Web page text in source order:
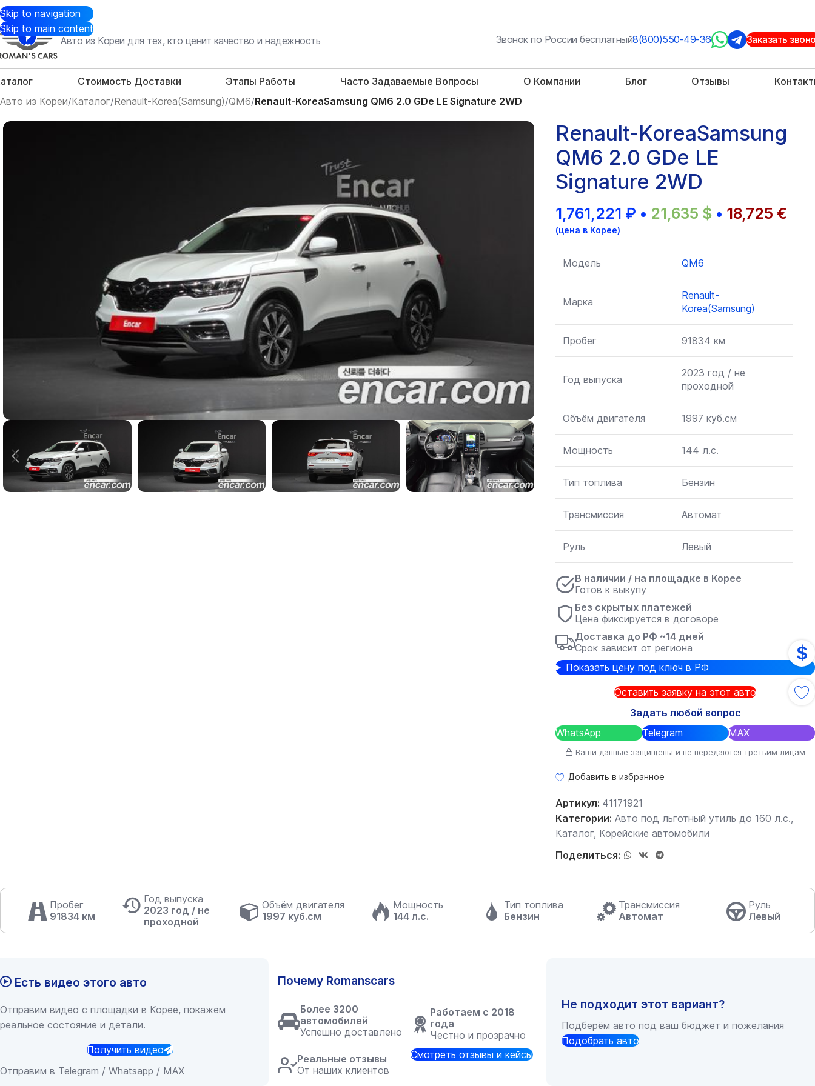
Skip to navigation
Skip to main content
Авто из Кореи для тех, кто ценит качество и надежность
Звонок по России бесплатный8(800)550-49-36 Заказать
Стоимость Доставки Этапы Работы Часто Задаваемые Вопросы О Компании Блог Отзывы
Авто из Кореи/Каталог/Renault-Korea(Samsung)/QM6/Renault-KoreaSamsung QM6 2.0 GDe LE Signature 2WD
Renault-KoreaSamsung
QM6 2.0 GDe LE
Signature 2WD
1,761,221 ₽ • 21,635 $ • 18,725 €
(цена в Корее)
Модель QM6
Марка
Renault-
Korea(Samsung)
Пробег 91834 км
Год выпуска
2023 год / не
проходной
Объём двигателя 1997 куб.см
Мощность 144 л.с.
Тип топлива Бензин
Трансмиссия Автомат
Руль Левый
В наличии / на площадке в Корее
Готов к выкупу
Без скрытых платежей
Цена фиксируется в договоре
Доставка до РФ ~14 дней
Срок зависит от региона
Показать цену под ключ в РФ
Оставить заявку на этот авто
Задать любой вопрос
WhatsApp
Telegram MAX
Ваши данные защищены и не передаются третьим лицам
Добавить в избранное
Артикул: 41171921
Категории: Авто под льготный утиль до 160 л.с.,
Каталог, Корейские автомобили
Поделиться:
Пробег
91834 км
Год выпуска
2023 год / не
проходной
Объём двигателя
1997 куб.см
Мощность
144 л.с.
Тип топлива
Бензин
Трансмиссия
Автомат
Руль
Левый
Есть видео этого авто
Отправим видео с площадки в Корее, покажем
реальное состояние и детали.
Получить видео
Отправим в Telegram / Whatsapp / MAX
Почему Romanscars
Более 3200
автомобилей
Успешно доставлено
Работаем с 2018
года
Честно и прозрачно
Реальные отзывы
От наших клиентов
Смотреть отзывы и кейсы
Не подходит этот вариант?
Подберём авто под ваш бюджет и пожелания
Подобрать авто
$